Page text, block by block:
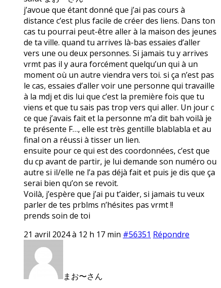
j’avoue que étant donné que j’ai pas cours à
distance c’est plus facile de créer des liens. Dans ton
cas tu pourrai peut-être aller à la maison des jeunes
de ta ville. quand tu arrives là-bas essaies d’aller
vers une ou deux personnes. Si jamais tu y arrives
vrmt pas il y aura forcément quelqu’un qui à un
moment où un autre viendra vers toi. si ça n’est pas
le cas, essaies d’aller voir une personne qui travaille
à la mdj et dis lui que c’est la première fois que tu
viens et que tu sais pas trop vers qui aller. Un jour c
ce que j’avais fait et la personne m’a dit bah voilà je
te présente F…, elle est très gentille blablabla et au
final on a réussi à tisser un lien.
ensuite pour ce qui est des coordonnées, c’est que
du cp avant de partir, je lui demande son numéro ou
autre si il/elle ne l’a pas déjà fait et puis je dis que ça
serai bien qu’on se revoit.
Voilà, j’espère que j’ai pu t’aider, si jamais tu veux
parler de tes prblms n’hésites pas vrmt !!
prends soin de toi
21 avril 2024 à 12 h 17 min #56351 Répondre
まお〜さん